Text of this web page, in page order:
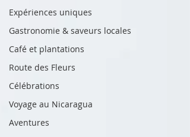
Expériences uniques
Gastronomie & saveurs locales
Café et plantations
Route des Fleurs
Célébrations
Voyage au Nicaragua
Aventures